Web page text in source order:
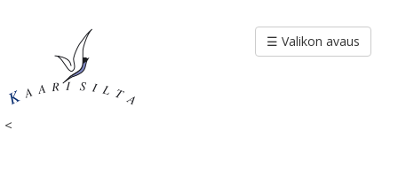
<
☰ Valikon avaus